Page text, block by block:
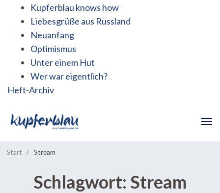
Kupferblau knows how
Liebesgrüße aus Russland
Neuanfang
Optimismus
Unter einem Hut
Wer war eigentlich?
Heft-Archiv
Start / Stream
Schlagwort: Stream